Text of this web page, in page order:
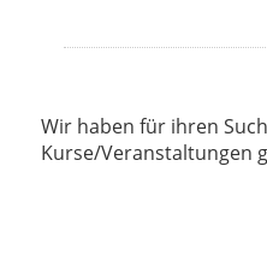
Wir haben für ihren
Kurse/Veranstaltungen